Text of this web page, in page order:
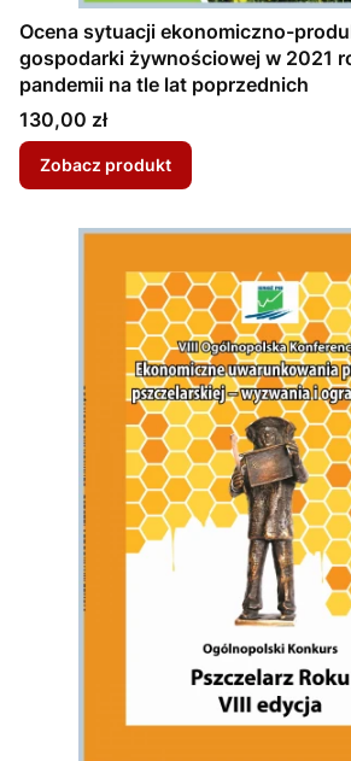
Ocena sytuacji ekonomiczno-
gospodarki żywnościowej w 2021
pandemii na tle lat poprzednich
Cena
130,00 zł
Zobacz produkt